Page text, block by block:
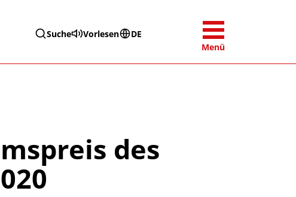
Suche Vorlesen
DE
Menü
des